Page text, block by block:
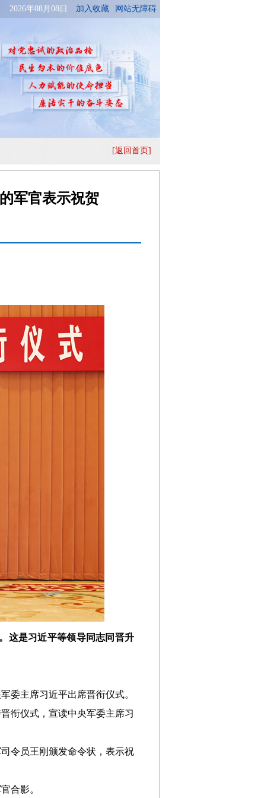
[返回首页]
军官表示祝贺
这是习近平等领导同志同晋升
委主席习近平出席晋衔仪式。
衔仪式，宣读中央军委主席习
令员王刚颁发命令状，表示祝
合影。